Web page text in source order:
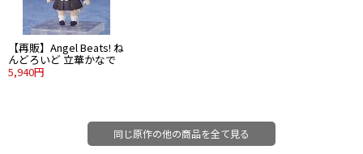
【再販】Angel Beats! ね
んどろいど 立華かなで
5,940円
同じ原作の他の商品を全て見る